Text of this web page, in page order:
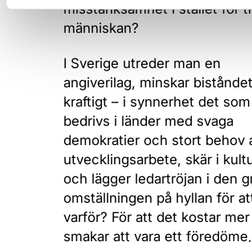
misstänksamhet i stället för
människan?
I Sverige utreder man en
angiverilag, minskar biståndet
kraftigt – i synnerhet det som
bedrivs i länder med svaga
demokratier och stort behov
utvecklingsarbete, skär i
och lägger ledartröjan i den
omställningen på hyllan för
varför? För att det kostar
smakar att vara ett